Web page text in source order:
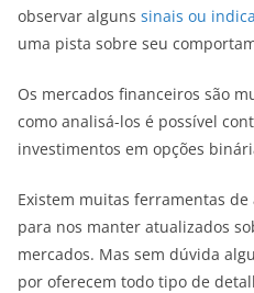
observar alguns sinais ou
uma pista sobre seu
Os mercados financeiros são
como analisá-los é possível
investimentos em opções
Existem muitas ferramentas
para nos manter atualizados
mercados. Mas sem dúvida
por oferecem todo tipo de